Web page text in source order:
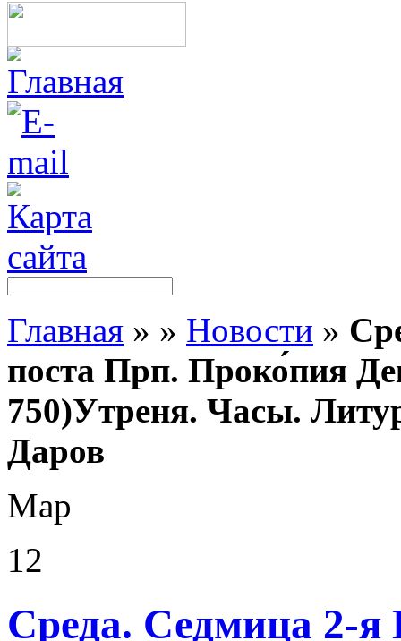
Главная » » Новости »
поста Прп. Проко́пия
750)Утреня. Часы.
Даров
Мар
12
Среда. Седмица 2-я